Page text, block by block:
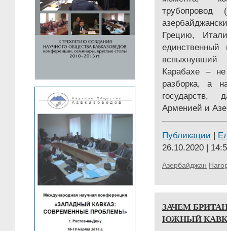
трубопровод
Грецию,
Карабахе – не
разборка, а
Арменией и
Публикации |
26.10.2020 |
Азербайджан
ЗАЧЕМ
ЮЖНЫЙ